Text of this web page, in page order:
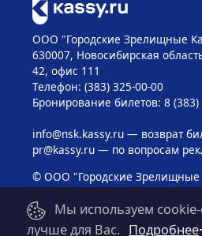
ООО "Городские Зрелищные
630007, Новосибирская
42, офис 111
Телефон: (383) 325-00-00
Бронирование билетов: 8 (383)
info@nsk.kassy.ru— возврат
pr@kassy.ru— по вопросам
© ООО "Городские Зрелищные
Мы используем
лучше для Вас. Подробнее